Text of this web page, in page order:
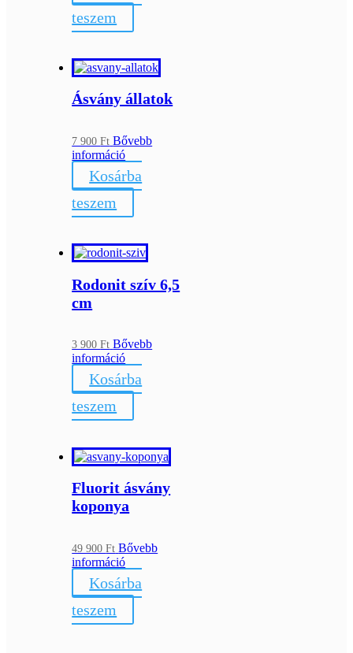
teszem
Ásvány állatok
7 900Ft Bővebb
információ
Kosárba
teszem
Rodonit szív 6,5
cm
3 900Ft Bővebb
információ
Kosárba
teszem
Fluorit ásvány
koponya
49 900Ft Bővebb
információ
Kosárba
teszem